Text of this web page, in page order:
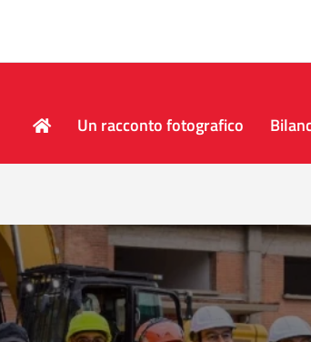
Un racconto fotografico